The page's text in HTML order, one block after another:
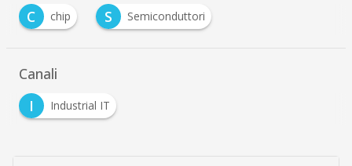
C
chip S Semiconduttori
Canali
I
Industrial IT